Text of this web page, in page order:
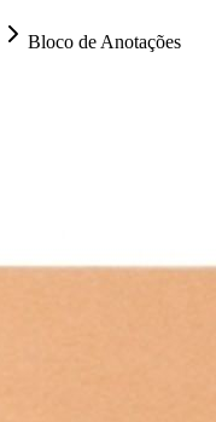
Bloco de Anotações